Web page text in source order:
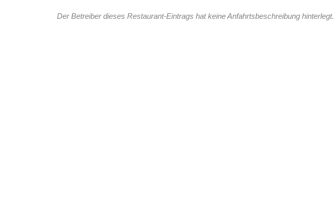
Der Betreiber dieses Restaurant-Eintrags hat keine Anfahrtsbeschreibung hinterlegt.